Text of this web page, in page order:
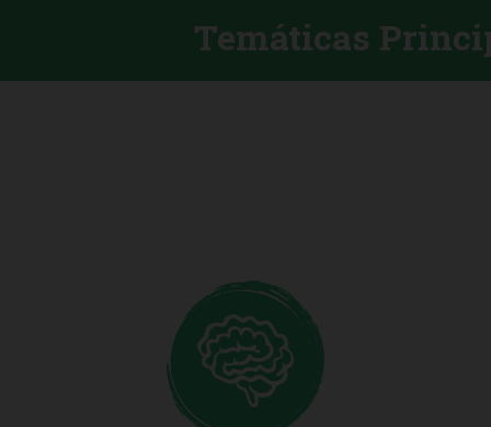
todo el país.Temáticas